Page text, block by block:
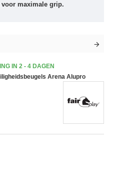
maximale grip.
IN 2 - 4 DAGEN
Arena Alupro